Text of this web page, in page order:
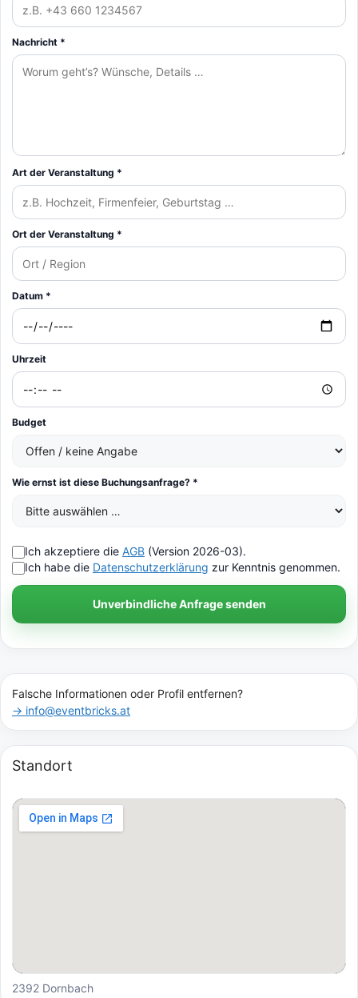
Nachricht *
Art der Veranstaltung *
Ort der Veranstaltung *
Datum *
Uhrzeit
Budget
Wie ernst ist diese Buchungsanfrage? *
Ich akzeptiere die AGB (Version 2026-03).
Ich habe die Datenschutzerklärung zur Kenntnis genommen.
Unverbindliche Anfrage senden
Falsche Informationen oder Profil entfernen?
→ info@eventbricks.at
Standort
2392 Dornbach